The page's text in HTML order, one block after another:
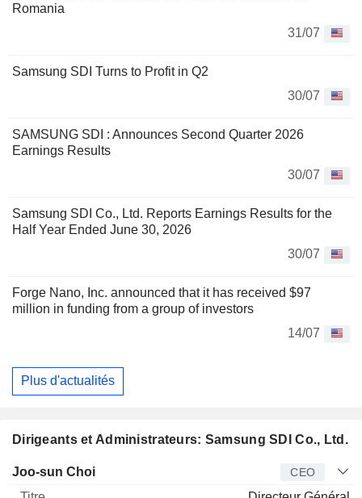
Romania
31/07
Samsung SDI Turns to Profit in Q2
30/07
SAMSUNG SDI : Announces Second Quarter 2026
Earnings Results
30/07
Samsung SDI Co., Ltd. Reports Earnings Results for the
Half Year Ended June 30, 2026
30/07
Forge Nano, Inc. announced that it has received $97
million in funding from a group of investors
14/07
Plus d'actualités
Dirigeants et Administrateurs: Samsung SDI Co., Ltd.
Dirigeant Titre
Joo-sun Choi CEO